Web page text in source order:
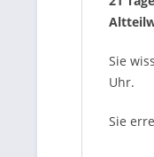
Sie
Uhr.
Sie